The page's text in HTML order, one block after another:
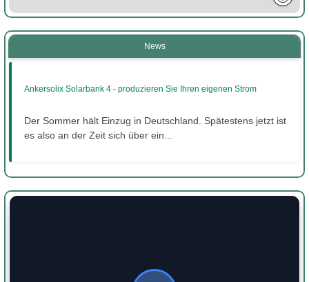
News
Ankersolix Solarbank 4 - produzieren Sie Ihren eigenen Strom
Der Sommer hält Einzug in Deutschland. Spätestens jetzt ist
es also an der Zeit sich über ein...